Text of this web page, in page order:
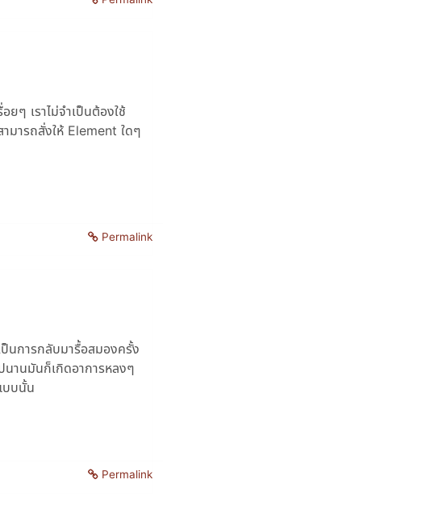
ยๆ เราไม่จำเป็นต้องใช้
มารถสั่งให้ Element ใดๆ
Permalink
นการกลับมารื้อสมองครั้ง
านมันก็เกิดอาการหลงๆ
บบนั้น
Permalink